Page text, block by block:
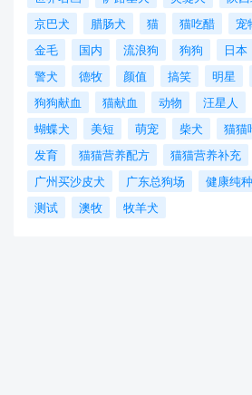
京巴犬
腊肠犬 猫 猫吃醋 宠
金毛
国内 流浪狗 狗狗 日本
警犬
德牧 颜值 搞笑 明星
狗狗献血
猫献血 动物 汪星人
蝴蝶犬
美短 萌宠 柴犬 猫猫
发育
猫猫营养配方 猫猫营养补充
广州买沙皮犬
广东总狗场 健康纯种
测试
澳牧 牧羊犬